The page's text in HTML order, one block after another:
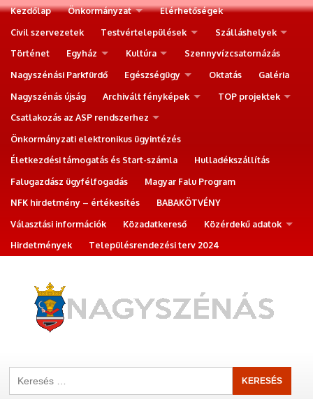
Kezdőlap Önkormányzat
Elérhetőségek
Civil szervezetek
Testvértelepülések
Szálláshelyek
Történet
Egyház Kultúra
Szennyvízcsatornázás
Nagyszénási Parkfürdő
Egészségügy Oktatás
Galéria
Nagyszénás újság
Archivált fényképek
TOP projektek
Csatlakozás az ASP rendszerhez
Önkormányzati elektronikus ügyintézés
Életkezdési támogatás és Start-számla
Hulladékszállítás
Falugazdász ügyfélfogadás
Magyar Falu Program
NFK hirdetmény – értékesítés
BABAKÖTVÉNY
Választási információk
Közadatkereső
Közérdekű adatok
Hirdetmények
Településrendezési terv 2024